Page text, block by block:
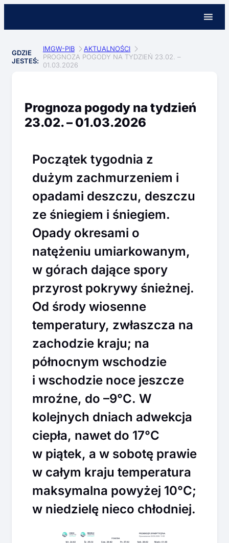
GDZIE
JESTEŚ:
IMGW-PIB
AKTUALNOŚCI
PROGNOZA POGODY NA TYDZIEŃ 23.02. –
01.03.2026
Prognoza pogody na tydzień
23.02. – 01.03.2026
Początek tygodnia z
dużym zachmurzeniem i
opadami deszczu, deszczu
ze śniegiem i śniegiem.
Opady okresami o
natężeniu umiarkowanym,
w górach dające spory
przyrost pokrywy śnieżnej.
Od środy wiosenne
temperatury, zwłaszcza na
zachodzie kraju; na
północnym wschodzie
i wschodzie noce jeszcze
mroźne, do –9°C. W
kolejnych dniach adwekcja
ciepła, nawet do 17°C
w piątek, a w sobotę prawie
w całym kraju temperatura
maksymalna powyżej 10°C;
w niedzielę nieco chłodniej.